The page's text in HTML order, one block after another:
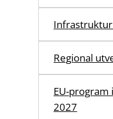
Regional
EU-
2027